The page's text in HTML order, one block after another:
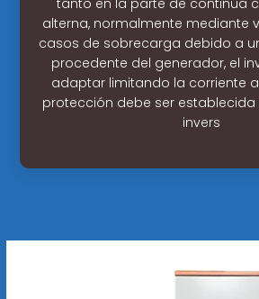
alterna, normalmente mediante
casos de sobrecarga debido a
procedente del generador, el
adaptar limitando la corriente
protección debe ser establecida
invers